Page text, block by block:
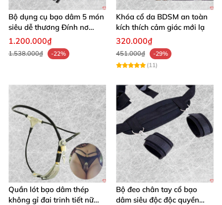
Bộ dụng cụ bạo dâm 5 món
siêu dễ thương Đính nơ
quyến rũ kích thích
1.200.000₫
1.538.000₫ -22%
Khóa cổ da BDSM an toàn
kích thích cảm giác mới lạ
320.000₫
451.000₫
-29%
(11)
Quần lót bạo dâm thép
không gỉ đai trinh tiết nữ
Bộ đeo chân tay cổ bạo
dâm siêu độc độc quyền